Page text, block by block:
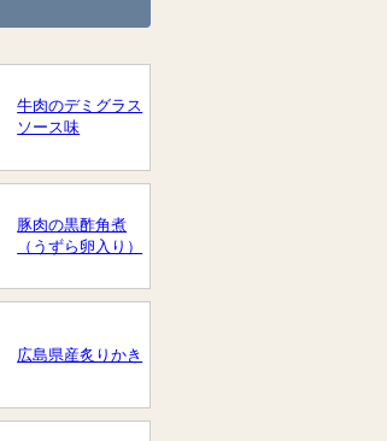
牛肉のデミグラス
ソース味
豚肉の黒酢角煮
（うずら卵入り）
広島県産炙りかき